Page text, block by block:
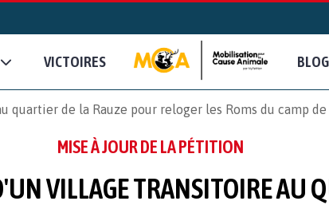
VICTOIRES BLOG
de la Rauze pour reloger les Roms du camp
MISE À JOUR DE LA PÉTITION
VILLAGE TRANSITOIRE AU